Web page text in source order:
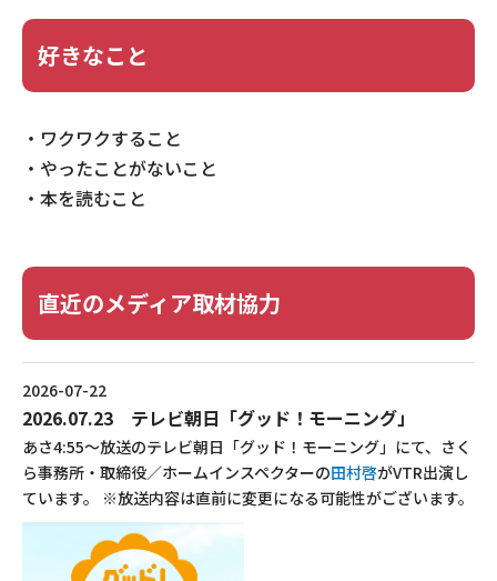
好きなこと
・ワクワクすること
・やったことがないこと
・本を読むこと
直近のメディア取材協力
2026-07-22
2026.07.23 テレビ朝日「グッド！モーニング」
あさ4:55～放送のテレビ朝日「グッド！モーニング」にて、さく
ら事務所・取締役／ホームインスペクターの田村啓がVTR出演し
ています。 ※放送内容は直前に変更になる可能性がございます。